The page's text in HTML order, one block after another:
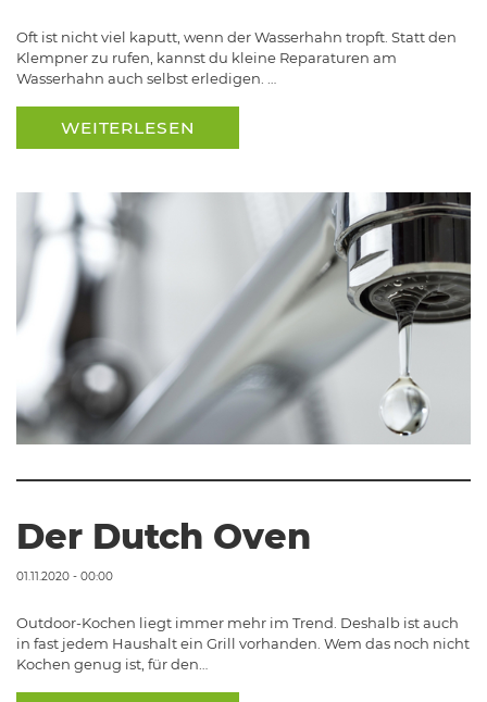
Oft ist nicht viel kaputt, wenn der Wasserhahn tropft. Statt den
Klempner zu rufen, kannst du kleine Reparaturen am
Wasserhahn auch selbst erledigen. …
WEITERLESEN
Der Dutch Oven
01.11.2020 - 00:00
Outdoor-Kochen liegt immer mehr im Trend. Deshalb ist auch
in fast jedem Haushalt ein Grill vorhanden. Wem das noch nicht
Kochen genug ist, für den…